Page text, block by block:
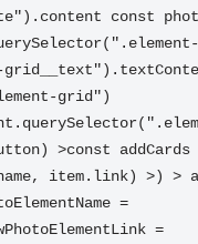
const
grid")
>const
item.link) >) >
=
=